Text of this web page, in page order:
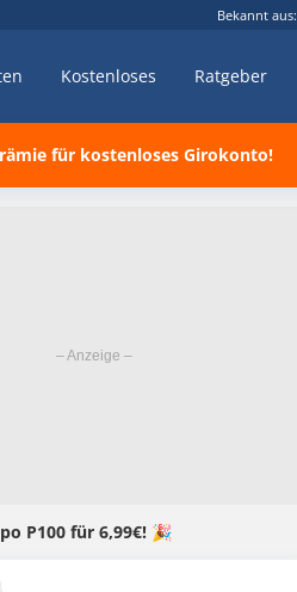
Bekannt aus:
Kostenloses Ratgeber
für kostenloses Girokonto!
P100 für 6,99€! 🎉